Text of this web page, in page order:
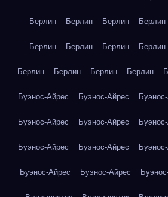
Берлин Берлин Берлин Берлин
Берлин Берлин Берлин Берлин
Берлин Берлин Берлин Берлин
Буэнос-Айрес Буэнос-Айрес
Буэнос-Айрес Буэнос-Айрес
Буэнос-Айрес Буэнос-Айрес
Буэнос-Айрес Буэнос-Айрес